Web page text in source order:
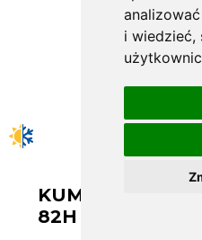
i wiedzieć,
KUMHO W175/60
82H